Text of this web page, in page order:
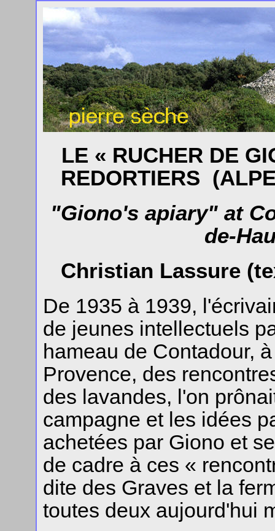
LE « RUCHER DE
REDORTIERS
"Giono's apiary" at
de-
Christian Lassure
De 1935 à 1939,
de jeunes intellectuels
hameau de Contadour,
Provence, des
des lavandes, l'on
campagne et les idées
achetées par Giono et
de cadre à ces «
dite des Graves et la
toutes deux aujourd'hui